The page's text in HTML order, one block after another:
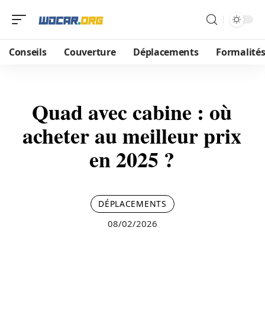
Conseils Couverture Déplacements Formalités
Quad avec cabine : où
acheter au meilleur prix
en 2025 ?
DÉPLACEMENTS
08/02/2026